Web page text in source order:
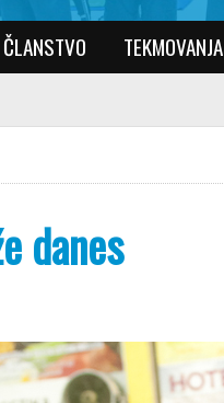
ČLANSTVO TEKMOVANJA
danes